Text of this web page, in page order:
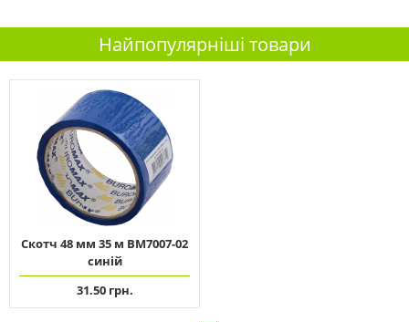
Найпопулярніші товари
Скотч 48 мм 35 м ВМ7007-02
синій
31.50 грн.